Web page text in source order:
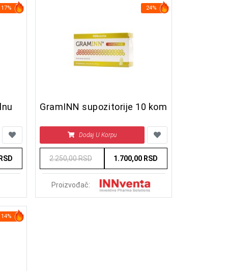
17% 24%
GramINN supozitorije 10 kom
Dodaj U Korpu
2.250,00 RSD 1.700,00 RSD
Proizvođač:
14%